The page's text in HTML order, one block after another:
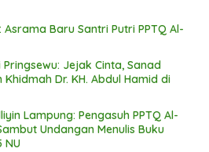
Baru Santri Putri PPTQ Al-
Jejak Cinta, Sanad
Dr. KH. Abdul Hamid di
Lampung: Pengasuh PPTQ Al-
Undangan Menulis Buku
NU